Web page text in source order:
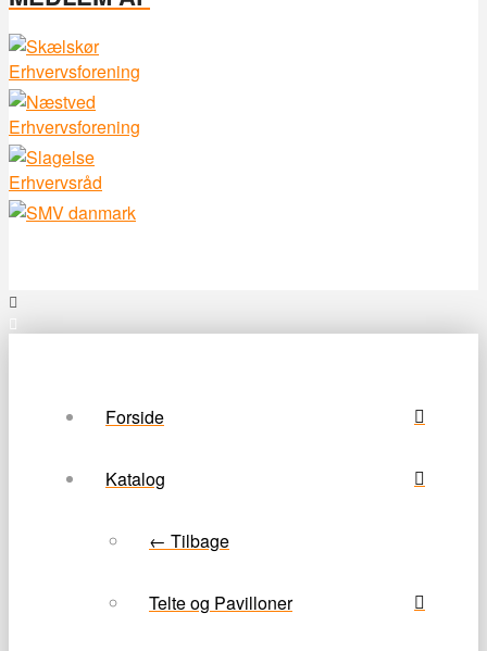
Forside
Katalog
← Tilbage
Telte og Pavilloner